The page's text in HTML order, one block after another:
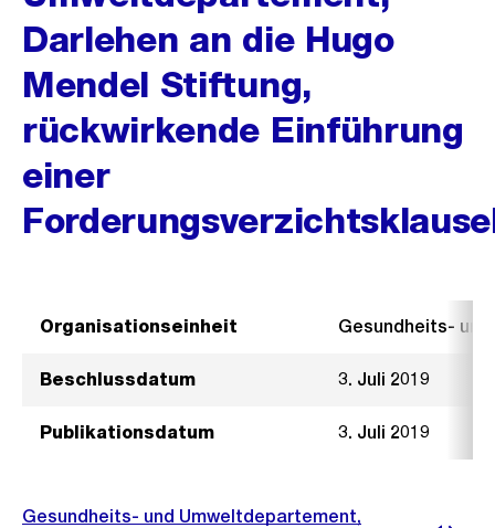
Darlehen an die Hugo
Mendel Stiftung,
rückwirkende Einführung
einer
Organisationseinheit Gesundheits-
Beschlussdatum 3. Juli 2019
Publikationsdatum 3. Juli 2019
Gesundheits- und Umweltdepartement,